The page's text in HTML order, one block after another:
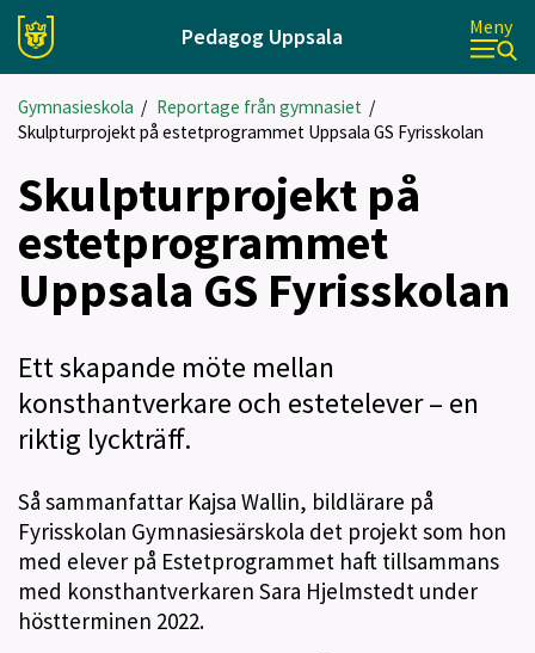
Pedagog Uppsala Meny
Gymnasieskola / Reportage från gymnasiet/
Skulpturprojekt på estetprogrammet Uppsala GS Fyrisskolan
Skulpturprojekt på
estetprogrammet
Uppsala GS Fyrisskolan
Ett skapande möte mellan
konsthantverkare och estetelever – en
riktig lyckträff.
Så sammanfattar Kajsa Wallin, bildlärare på
Fyrisskolan Gymnasiesärskola det projekt som hon
med elever på Estetprogrammet haft tillsammans
med konsthantverkaren Sara Hjelmstedt under
höstterminen 2022.